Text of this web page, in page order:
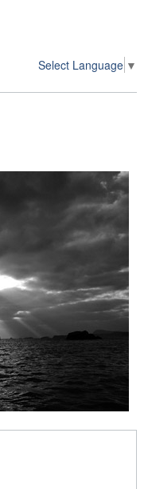
Select Language ▼